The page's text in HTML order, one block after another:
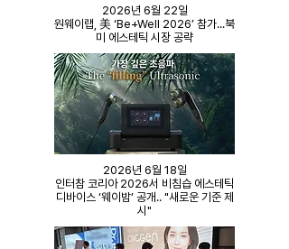
2026년 6월 22일
원웨이랩, 美 ‘Be+Well 2026’ 참가...북
미 에스테틱 시장 공략
2026년 6월 18일
인터참 코리아 2026서 비침습 에스테틱
디바이스 ‘웨이밤’ 공개.. "새로운 기준 제
시"